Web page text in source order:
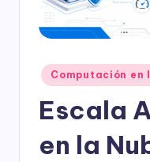
Publicado
en
Computación en
Escala
en la